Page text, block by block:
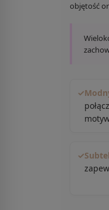
objętość
✓
✓